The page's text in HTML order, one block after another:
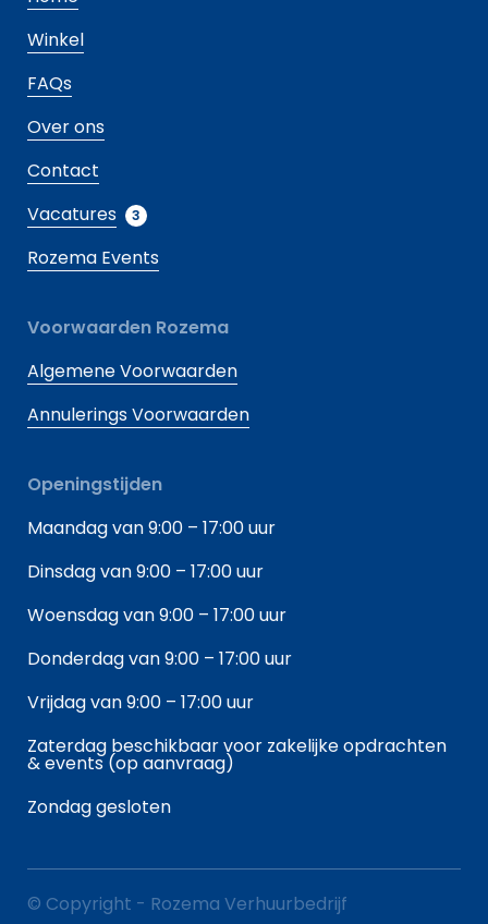
Winkel
FAQs
Over ons
Contact
Vacatures
3
Rozema Events
Voorwaarden Rozema
Algemene Voorwaarden
Annulerings Voorwaarden
Openingstijden
Maandag van 9:00 – 17:00 uur
Dinsdag van 9:00 – 17:00 uur
Woensdag van 9:00 – 17:00 uur
Donderdag van 9:00 – 17:00 uur
Vrijdag van 9:00 – 17:00 uur
Zaterdag beschikbaar voor zakelijke opdrachten
& events (op aanvraag)
Zondag gesloten
© Copyright - Rozema Verhuurbedrijf